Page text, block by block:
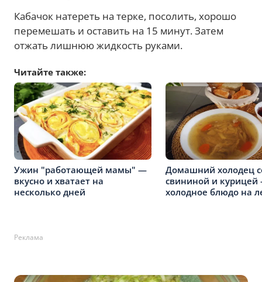
Кабачок натереть на терке, посолить, хорошо
перемешать и оставить на 15 минут. Затем
отжать лишнюю жидкость руками.
Читайте также:
Ужин "работающей мамы" —
вкусно и хватает на
несколько дней
Домашний холодец
свининой и
холодное блюдо на
Реклама